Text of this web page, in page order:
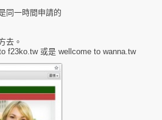
同一時間申請的
去。
f23ko.tw 或是 wellcome to wanna.tw